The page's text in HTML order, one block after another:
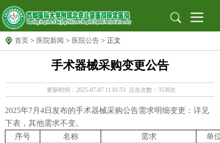
首页
医院简介 组织架构 医院文化
新闻动态 医院公告
就医指南 出诊信息 保定专家 北京专家 远程门诊 地址位置
党建园地 党建文化园地 支部园地
首页 > 医院新闻 > 医院公告 > 正文
手术器械采购变更公告
更新时间：2025-07-07 11:01:53 点击次数：3538次
2025年7月4日发布的手术器械采购公告需求明细变更：详见
下表，其他需求不变。
序号
名称 需求
单